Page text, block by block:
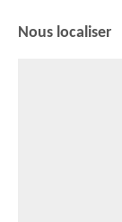
Nous localiser